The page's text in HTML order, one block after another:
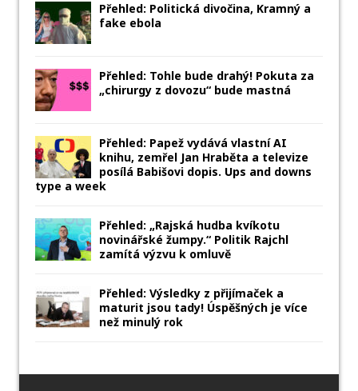
Přehled: Politická divočina, Kramný a
fake ebola
Přehled: Tohle bude drahý! Pokuta za
„chirurgy z dovozu“ bude mastná
Přehled: Papež vydává vlastní AI
knihu, zemřel Jan Hraběta a televize
posílá Babišovi dopis. Ups and downs
type a week
Přehled: „Rajská hudba kvíkotu
novinářské žumpy.“ Politik Rajchl
zamítá výzvu k omluvě
Přehled: Výsledky z přijímaček a
maturit jsou tady! Úspěšných je více
než minulý rok